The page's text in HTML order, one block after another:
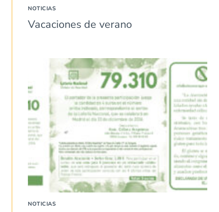
NOTICIAS
Vacaciones de verano
NOTICIAS